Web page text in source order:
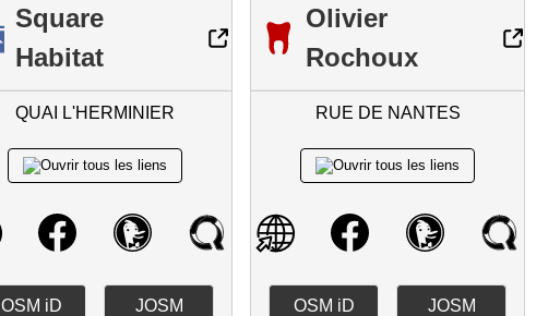
Square
Habitat
QUAI L'HERMINIER
OSM iD JOSM
Olivier
Rochoux
RUE DE NANTES
OSM iD JOSM